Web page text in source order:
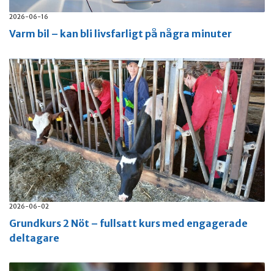
2026-06-16
Varm bil – kan bli livsfarligt på några minuter
2026-06-02
Grundkurs 2 Nöt – fullsatt kurs med engagerade
deltagare